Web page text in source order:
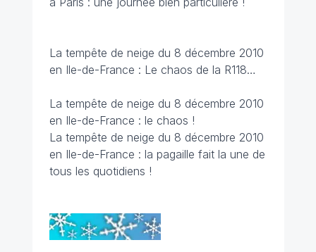
La tempête de neige du 8 décembre 2010
en Ile-de-France : Le chaos de la R118…
La tempête de neige du 8 décembre 2010
en Ile-de-France : le chaos !
La tempête de neige du 8 décembre 2010
en Ile-de-France : la pagaille fait la une de
tous les quotidiens !